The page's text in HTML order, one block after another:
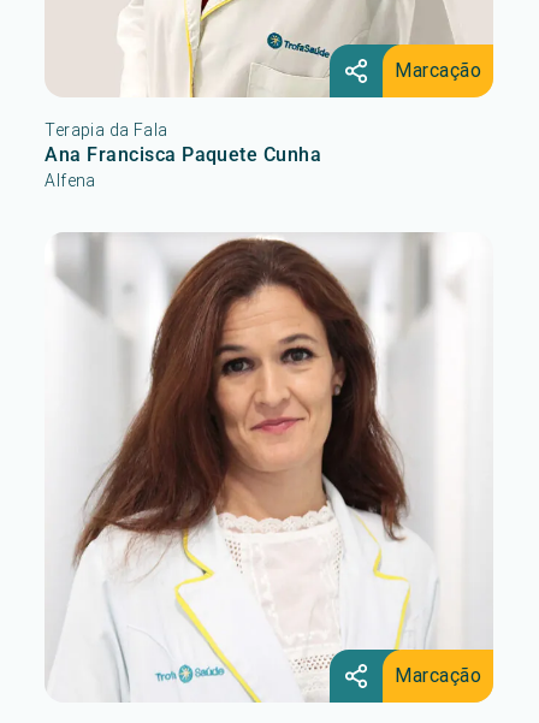
Marcação
Terapia da Fala
Ana Francisca Paquete Cunha
Alfena
Marcação